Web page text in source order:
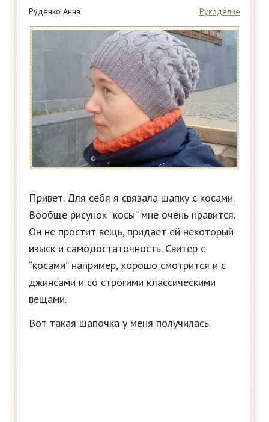
Руденко Анна Рукоделие
Привет. Для себя я связала шапку с косами.
Вообще рисунок “косы” мне очень нравится.
Он не простит вещь, придает ей некоторый
изыск и самодостаточность. Свитер с
“косами” например, хорошо смотрится и с
джинсами и со строгими классическими
вещами.
Вот такая шапочка у меня получилась.